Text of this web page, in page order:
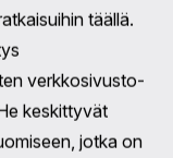
suorituskyvyn
Shopify-
avulla
tietoon